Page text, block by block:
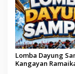
Lomba Dayung
Kangayan